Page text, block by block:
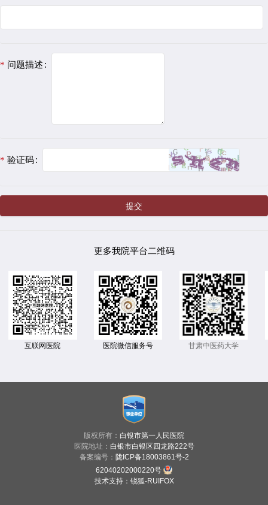
问题描述
验证码
提交
更多我院平台二维码
互联网医院 医院微信服务号 甘肃中医药大学
版权所有： 白银市第一人民医院
医院地址： 白银市白银区四龙路222号
备案编号： 陇ICP备18003861号-2
62040202000220号
技术支持： 锐狐-RUIFOX